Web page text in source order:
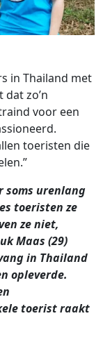
in Thailand met
zo’n
voor een
toeristen die
soms urenlang
toeristen ze
ze niet,
Maas (29)
in Thailand
opleverde.
toerist raakt